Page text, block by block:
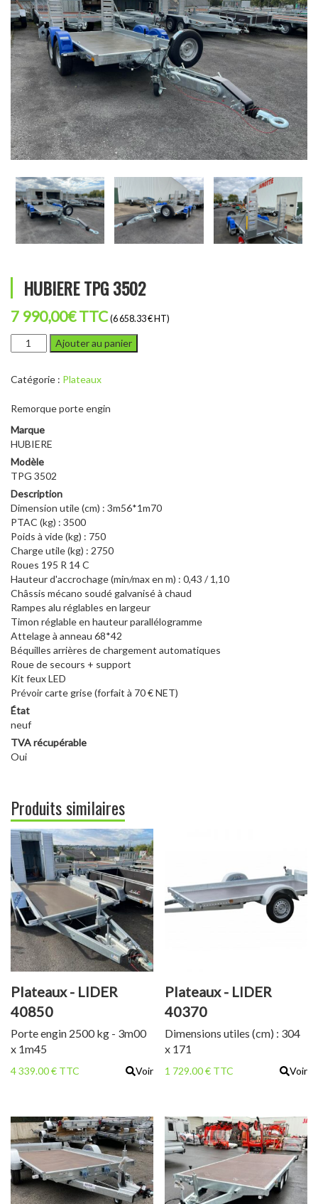
HUBIERE TPG 3502
7 990,00€TTC (6 658.33 € HT)
quantité
de
TPG
Ajouter au panier
Catégorie : Plateaux
Remorque porte engin
Marque
HUBIERE
Modèle
TPG 3502
Description
Dimension utile (cm) : 3m56*1m70
PTAC (kg) : 3500
Poids à vide (kg) : 750
Charge utile (kg) : 2750
Roues 195 R 14 C
Hauteur d'accrochage (min/max en m) : 0,43 / 1,10
Châssis mécano soudé galvanisé à chaud
Rampes alu réglables en largeur
Timon réglable en hauteur parallélogramme
Attelage à anneau 68*42
Béquilles arrières de chargement automatiques
Roue de secours + support
Kit feux LED
Prévoir carte grise (forfait à 70 € NET)
État
neuf
TVA récupérable
Oui
Produits similaires
Plateaux - LIDER
40850
Porte engin 2500 kg - 3m00
x 1m45
4 339.00 € TTC Voir
Plateaux - LIDER
40370
Dimensions utiles (cm) : 304
x 171
1 729.00 € TTC Voir